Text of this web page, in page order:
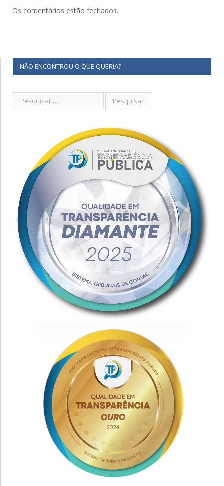
Os comentários estão fechados.
NÃO ENCONTROU O QUE QUERIA?